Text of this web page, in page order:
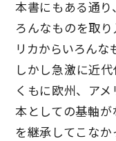
本書にもある通
ろんなものを取
リカからいろんな
しかし急激に近
くもに欧州、ア
本としての基軸
を継承してこな